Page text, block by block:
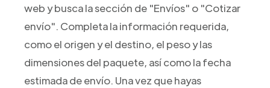
web y busca la sección de "Envíos" o "Cotizar
envío". Completa la información requerida,
como el origen y el destino, el peso y las
dimensiones del paquete, así como la fecha
estimada de envío. Una vez que hayas